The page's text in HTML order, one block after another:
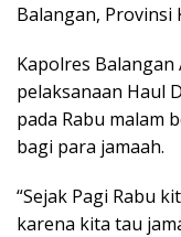
Balangan, Provinsi
Kapolres Balangan
pelaksanaan Haul
pada Rabu malam
bagi para jamaah.
“Sejak Pagi Rabu
karena kita tau